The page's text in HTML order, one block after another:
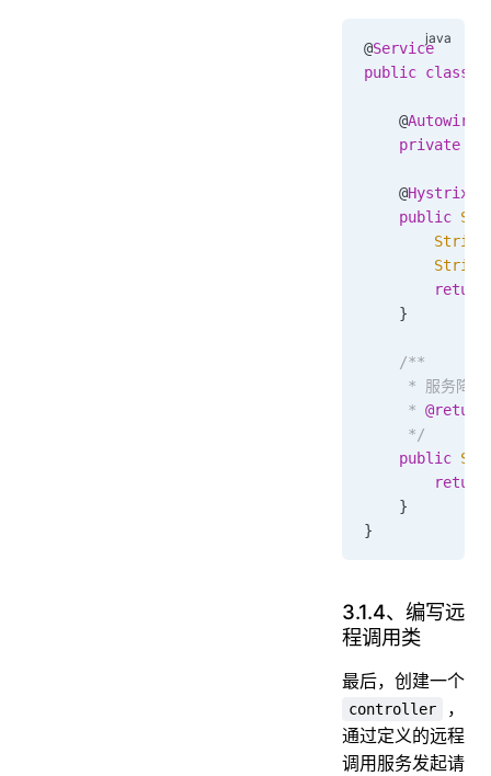
@Service
public class
    @
Autowired
    private
    @
    public
        String
        String
        return
    }
    /**
* 服务降级
     *
@return
     */
    public
        return
    }
}
3.1.4、编写远
程调用类
最后，创建一个
controller
，
通过定义的远程
调用服务发起请